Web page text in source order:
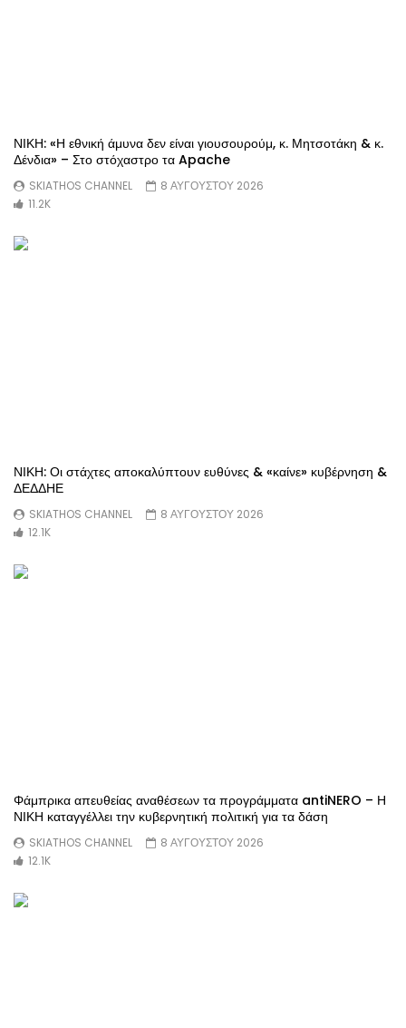
ΝΙΚΗ: «Η εθνική άμυνα δεν είναι γιουσουρούμ, κ. Μητσοτάκη & κ.
Δένδια» – Στο στόχαστρο τα Apache
SKIATHOS CHANNEL
8 ΑΥΓΟΥΣΤΟΥ 2026
11.2K
ΝΙΚΗ: Οι στάχτες αποκαλύπτουν ευθύνες & «καίνε» κυβέρνηση &
ΔΕΔΔΗΕ
SKIATHOS CHANNEL
8 ΑΥΓΟΥΣΤΟΥ 2026
12.1K
Φάμπρικα απευθείας αναθέσεων τα προγράμματα antiNERO – Η
ΝΙΚΗ καταγγέλλει την κυβερνητική πολιτική για τα δάση
SKIATHOS CHANNEL
8 ΑΥΓΟΥΣΤΟΥ 2026
12.1K